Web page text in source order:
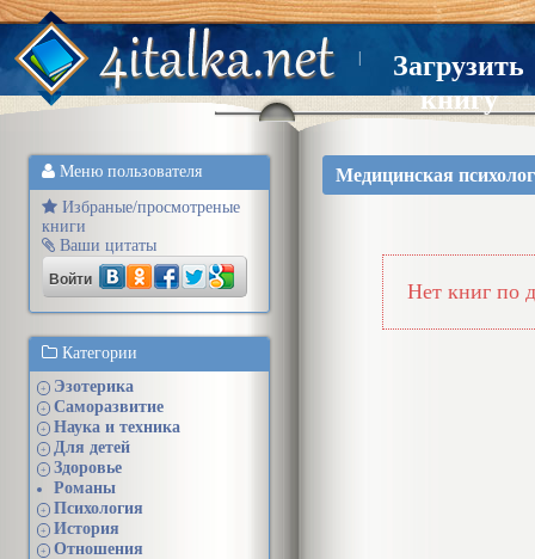
Загрузить
книгу
Меню пользователя
Избраные/просмотреные
книги
Ваши цитаты
Войти
Категории
+ Эзотерика
+ Саморазвитие
+ Наука и техника
+ Для детей
+
Здоровье
Романы
+ Психология
+ История
+
Отношения
Медицинская
Нет книг по